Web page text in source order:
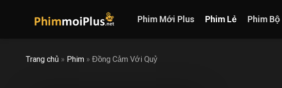
Phim Mới Plus Phim Lẻ Phim Bộ
Trang chủ » Phim » Đồng Cảm Với Quỷ